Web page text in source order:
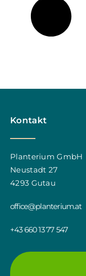
Kontakt
Planterium GmbH
Neustadt 27
4293 Gutau
office@planterium.at
+43 660 13 77 547